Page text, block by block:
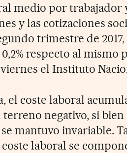
medio por trabajador
y las cotizaciones
trimestre de
respecto al mismo
el Instituto
el coste laboral
negativo, si
mantuvo invariable.
laboral se